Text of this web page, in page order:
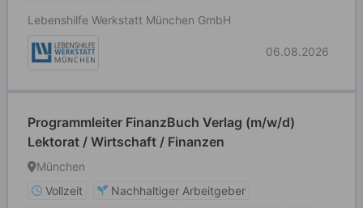
Lebenshilfe Werkstatt München GmbH
06.08.2026
Programmleiter FinanzBuch Verlag (m/w/d)
Lektorat / Wirtschaft / Finanzen
München
Vollzeit
Nachhaltiger Arbeitgeber